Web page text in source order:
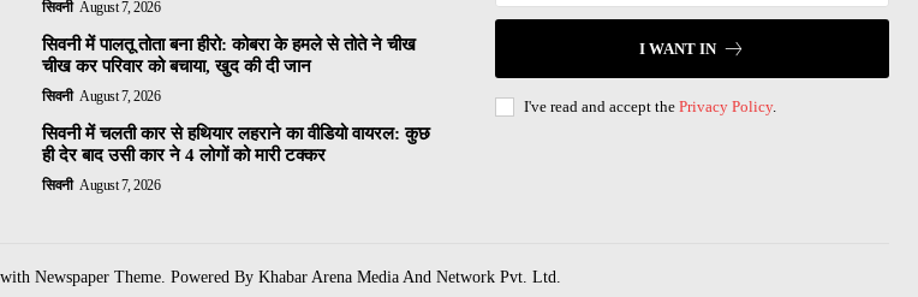
सिवनी August 7, 2026
सिवनी में पालतू तोता बना हीरो: कोबरा के हमले से तोते ने चीख
चीख कर परिवार को बचाया, खुद की दी जान
सिवनी August 7, 2026
सिवनी में चलती कार से हथियार लहराने का वीडियो वायरल: कुछ
ही देर बाद उसी कार ने 4 लोगों को मारी टक्कर
सिवनी August 7, 2026
I WANT IN
I've read and accept the Privacy Policy.
Newspaper Theme. Powered By Khabar Arena Media And Network Pvt. Ltd.